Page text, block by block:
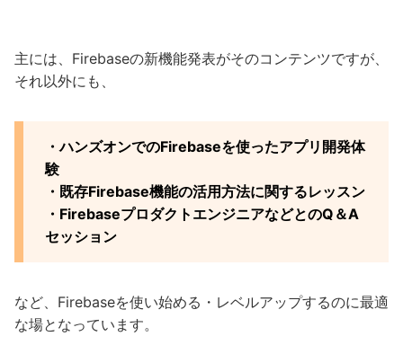
主には、Firebaseの新機能発表がそのコンテンツですが、
それ以外にも、
・ハンズオンでのFirebaseを使ったアプリ開発体
験
・既存Firebase機能の活用方法に関するレッスン
・FirebaseプロダクトエンジニアなどとのQ＆A
セッション
など、Firebaseを使い始める・レベルアップするのに最適
な場となっています。